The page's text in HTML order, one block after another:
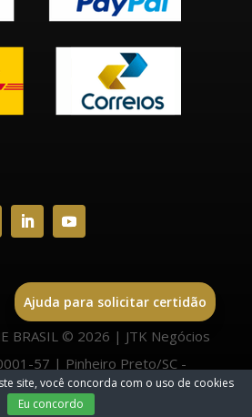
BRASIL © 2026 | JTK Negócios
57 | Pinheiro Preto/SC -
89570-000 |
Ajuda para solicitar certidão
site, você concorda com o uso de cookies
Eu concordo